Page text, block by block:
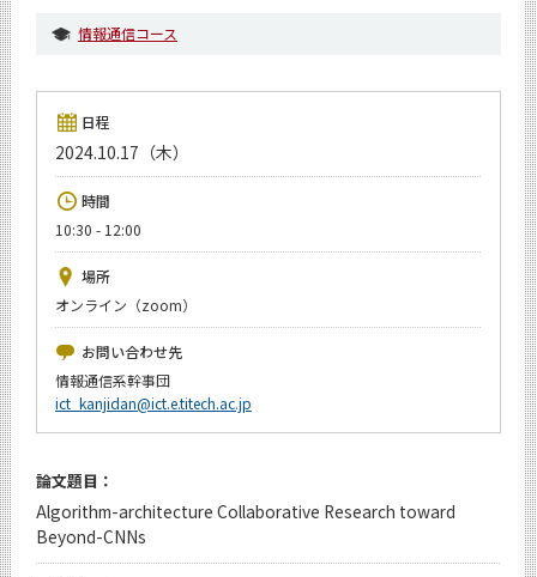
情報通信コース
日程
2024.10.17（木）
時間
10:30 - 12:00
場所
オンライン（zoom）
お問い合わせ先
情報通信系幹事団
ict_kanjidan@ict.e.titech.ac.jp
論文題目：
Algorithm-architecture Collaborative Research toward
Beyond-CNNs
未来
Admissions
情報通信系 News
News
イベントカレンダー
Event Calendar
今後のイベント
今後の課程別イベント
年別アーカイブ
サイト構成